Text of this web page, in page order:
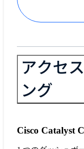
アクセ
ング
Cisco Catalyst